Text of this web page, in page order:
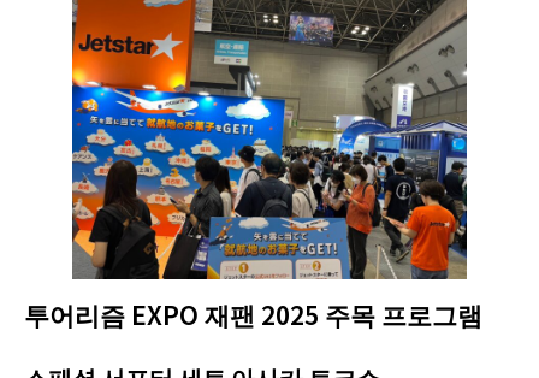
투어리즘 EXPO 재팬 2025 주목 프로그램